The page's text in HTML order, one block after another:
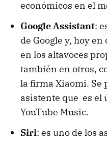
económicos en el
Google Assistant:
de Google y, hoy
en los altavoces
también en otros,
la firma Xiaomi. Se
asistente que es el
YouTube Music.
Siri: es uno de los